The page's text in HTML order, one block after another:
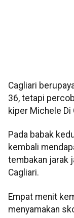
Cagliari
36, tetapi
kiper Michele Di
Pada babak
kembali
tembakan jarak
Cagliari.
Empat menit
menyamakan